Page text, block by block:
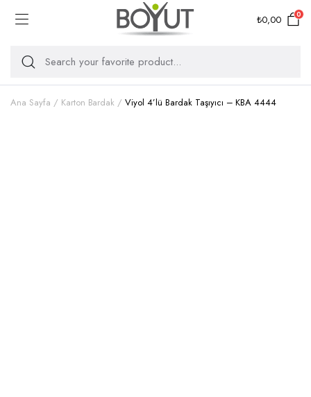
₺0,00 0
Ana Sayfa Karton Bardak Viyol 4’lü Bardak Taşıyıcı – KBA 4444